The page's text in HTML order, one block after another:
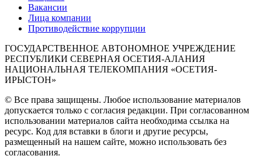
Вакансии
Лица компании
Противодействие коррупции
ГОСУДАРСТВЕННОЕ АВТОНОМНОЕ УЧРЕЖДЕНИЕ
РЕСПУБЛИКИ СЕВЕРНАЯ ОСЕТИЯ-АЛАНИЯ
НАЦИОНАЛЬНАЯ ТЕЛЕКОМПАНИЯ «ОСЕТИЯ-
ИРЫСТОН»
© Все права защищены. Любое использование материалов
допускается только с согласия редакции. При согласованном
использовании материалов сайта необходима ссылка на
ресурс. Код для вставки в блоги и другие ресурсы,
размещенный на нашем сайте, можно использовать без
согласования.